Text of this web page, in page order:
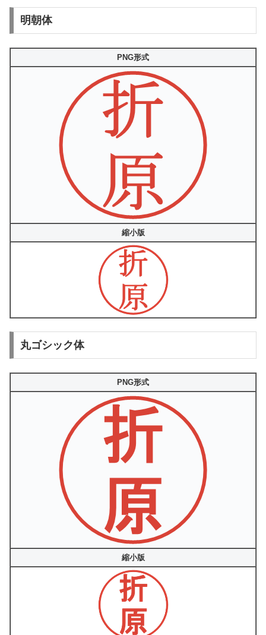
明朝体
PNG形式
縮小版
丸ゴシック体
PNG形式
縮小版